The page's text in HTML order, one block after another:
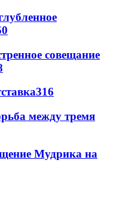
совещание
316
между тремя
Мудрика на